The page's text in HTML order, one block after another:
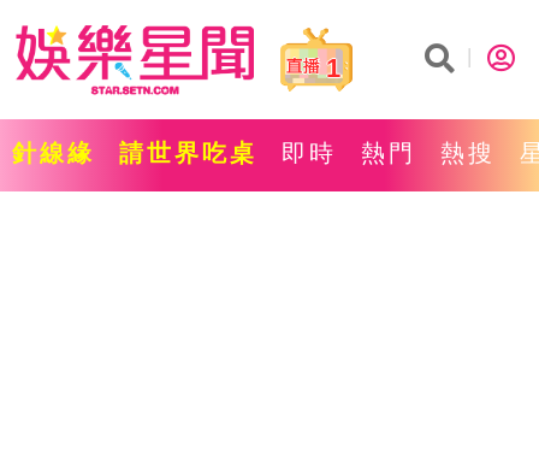
1
針線緣 請世界吃桌 即時 熱門 熱搜